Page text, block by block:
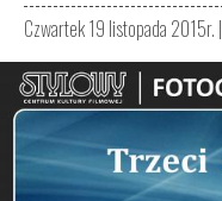
Czwartek 19 listopada 2015r. |